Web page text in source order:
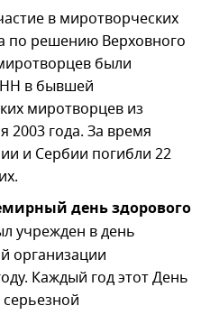
в миротворческих
по решению Верховного
были
в бывшей
миротворцев из
2003 года. За время
и Сербии погибли 22
день здорового
учрежден в день
организации
Каждый год этот День